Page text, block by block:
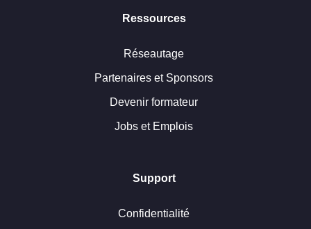
Ressources
Réseautage
Partenaires et Sponsors
Devenir formateur
Jobs et Emplois
Support
Confidentialité